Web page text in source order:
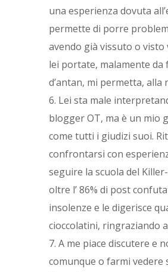
una esperienza dovuta
permette di porre
avendo già vissuto o
lei portate, malamente da
d’antan, mi permetta,
6. Lei sta male
blogger OT, ma è un mio
come tutti i giudizi suoi.
confrontarsi con
seguire la scuola del
oltre l’ 86% di post
insolenze e le digerisce
cioccolatini, ringraziando
7. A me piace discutere e
comunque o farmi